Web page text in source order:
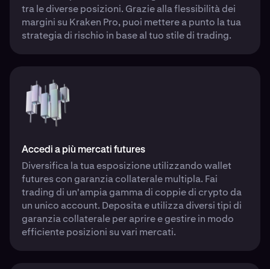
tra le diverse posizioni. Grazie alla flessibilità dei
margini su Kraken Pro, puoi mettere a punto la tua
strategia di rischio in base al tuo stile di trading.
Accedi a più mercati futures
Diversifica la tua esposizione utilizzando wallet
futures con garanzia collaterale multipla. Fai
trading di un'ampia gamma di coppie di crypto da
un unico account. Deposita e utilizza diversi tipi di
garanzia collaterale per aprire e gestire in modo
efficiente posizioni su vari mercati.